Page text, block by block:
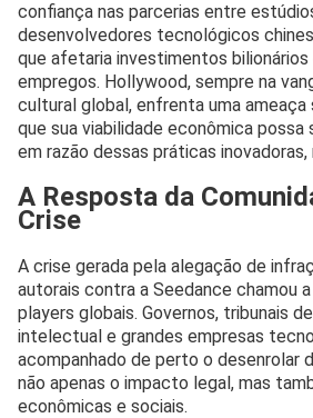
confiança nas parcerias entre
desenvolvedores tecnológicos
que afetaria investimentos bilionários
empregos. Hollywood, sempre na
cultural global, enfrenta uma
que sua viabilidade econômica
em razão dessas práticas
A Resposta da
Crise
A crise gerada pela alegação de
autorais contra a Seedance chamou
players globais. Governos, tribunais
intelectual e grandes empresas
acompanhado de perto o desenrolar
não apenas o impacto legal, mas
econômicas e sociais.